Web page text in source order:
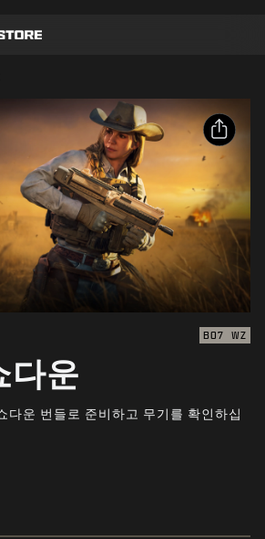
구매 확인
취소
내 콘텐츠를 언제든 업데이트, 교체,
.
공유
이메일
Facebook
X
BO7 WZ
다운
다운 번들로 준비하고 무기를 확인하십